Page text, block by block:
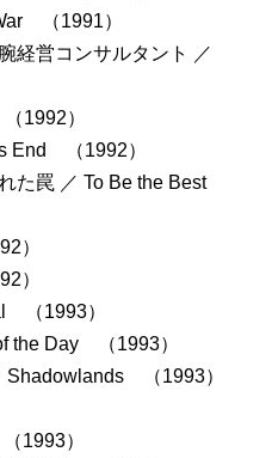
（1991）
経営コンサルタント ／
1992）
End （1992）
た罠 ／ To Be the Best
）
）
（1993）
the Day （1993）
Shadowlands （1993）
1993）